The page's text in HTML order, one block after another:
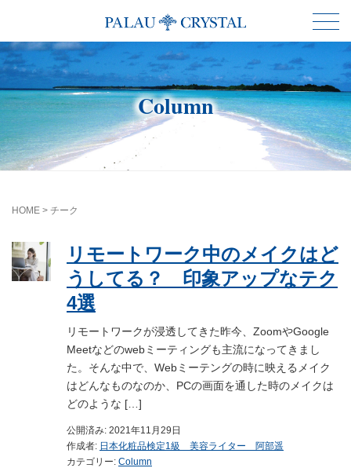
Column
HOME > チーク
リモートワーク中のメイクはど
うしてる？ 印象アップなテク
4選
リモートワークが浸透してきた昨今、ZoomやGoogle
Meetなどのwebミーティングも主流になってきまし
た。そんな中で、Webミーテングの時に映えるメイク
はどんなものなのか、PCの画面を通した時のメイクは
どのような […]
公開済み: 2021年11月29日
作成者: 日本化粧品検定1級 美容ライター 阿部遥
カテゴリー: Column